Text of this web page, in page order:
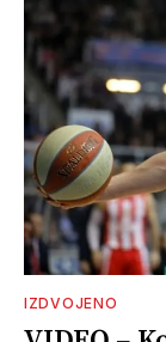
IZDVOJENO